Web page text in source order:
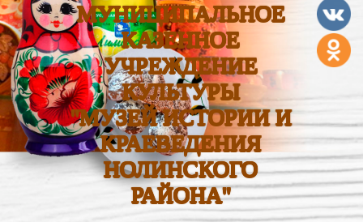
МУНИЦИПАЛЬНОЕ
КАЗЕННОЕ
УЧРЕЖДЕНИЕ
КУЛЬТУРЫ
"МУЗЕЙ ИСТОРИИ И
КРАЕВЕДЕНИЯ
НОЛИНСКОГО
РАЙОНА"